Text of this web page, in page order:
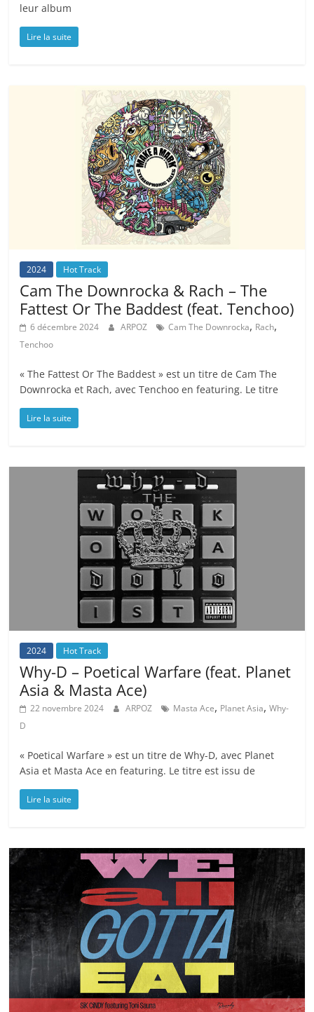
leur album
Lire la suite
2024 Hot Track
Cam The Downrocka & Rach – The
Fattest Or The Baddest (feat. Tenchoo)
6 décembre 2024 ARPOZ Cam The Downrocka, Rach,
Tenchoo
« The Fattest Or The Baddest » est un titre de Cam The
Downrocka et Rach, avec Tenchoo en featuring. Le titre
Lire la suite
2024 Hot Track
Why-D – Poetical Warfare (feat. Planet
Asia & Masta Ace)
22 novembre 2024 ARPOZ Masta Ace, Planet Asia,Why-
D
« Poetical Warfare » est un titre de Why-D, avec Planet
Asia et Masta Ace en featuring. Le titre est issu de
Lire la suite